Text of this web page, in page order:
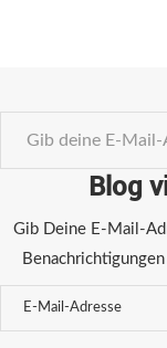
Blog
Gib Deine E-Mail-